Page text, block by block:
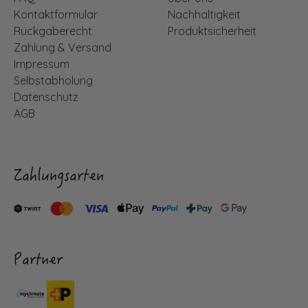
Kontaktformular
Rückgaberecht
Zahlung & Versand
Impressum
Selbstabholung
Datenschutz
AGB
Nachhaltigkeit
Produktsicherheit
Zahlungsarten
Partner